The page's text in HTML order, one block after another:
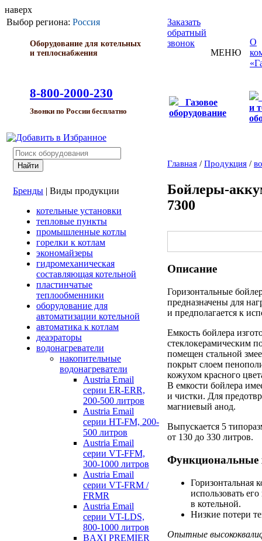
наверх
Выбор региона: Россия
Оборудование для котельных
и теплоснабжения
8-800-2000-230
Звонки по России бесплатно
Заказать
обратный
звонок
МЕНЮ
О
Газовое
оборудование
и
Бренды | Виды продукции
котельные установки
тепловые пункты
промышленные котлы
горелки к котлам
экономайзеры
гидромеханическая
составляющая котельной
пластинчатые
теплообменники
оборудование для
автоматизации котельной
автоматика к котлам
деаэраторы
водонагреватели
накопительные
водонагреватели
Austria Email
серии ER-ERR,
200-500 литров
Austria Email
серии HT-FM, 200-
500 литров
Austria Email
серии VT-FFM,
300-1000 литров
Austria Email
серии VT-FRM /
FRMR
Austria Email
серии VT-LDS,
800-1000 литров
BAXI PREMIER
Главная / Продукция /
Бойлеры-
7300
Описание
Горизонтальные
предназначены для
и предполагается к
Емкость бойлера
стеклокерамическим
помещен стальной
покрыт слоем
кожухом красного
В емкости бойлера
и чистки. Для
магниевый анод.
Выпускается 5
от 130 до 330 литров.
Функциональные
Горизонтальная
использовать
в котельной.
Низкие потери
Опытные